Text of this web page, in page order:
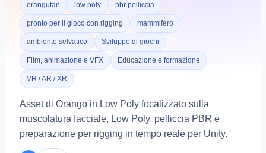
orangutan low poly pbr pelliccia
pronto per il gioco con rigging mammifero
ambiente selvatico Sviluppo di giochi
Film, animazione e VFX Educazione e formazione
VR / AR / XR
Asset di Orango in Low Poly focalizzato sulla
muscolatura facciale, Low Poly, pelliccia PBR e
preparazione per rigging in tempo reale per Unity.